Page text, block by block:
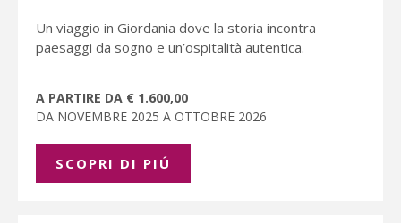
Un viaggio in Giordania dove la storia incontra
paesaggi da sogno e un’ospitalità autentica.
A PARTIRE DA € 1.600,00
DA NOVEMBRE 2025 A OTTOBRE 2026
SCOPRI DI PIÚ